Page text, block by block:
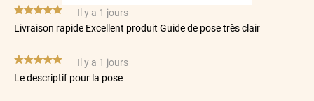
*****
Livraison rapide Excellent produit Guide de pose très clair
Il y a 1 jours
*****
Le descriptif pour la pose
Il y a 1 jours